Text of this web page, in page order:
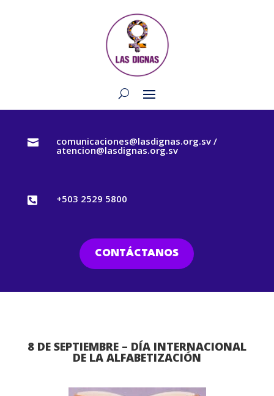
 comunicaciones@lasdignas.org.sv /
atencion@lasdignas.org.sv
 +503 2529 5800
CONTÁCTANOS
8 DE SEPTIEMBRE – DÍA INTERNACIONAL
DE LA ALFABETIZACIÓN